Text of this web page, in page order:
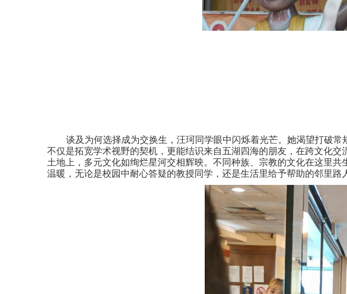
谈及为何选择成为交换生，汪珂同学眼中闪烁着光芒。她渴望打破
不仅是拓宽学术视野的契机，更能结识来自五湖四海的朋友，在跨文化
土地上，多元文化如绚烂星河交相辉映。不同种族、宗教的文化在这里
温暖，无论是校园中耐心答疑的教授同学，还是生活里给予帮助的邻里路